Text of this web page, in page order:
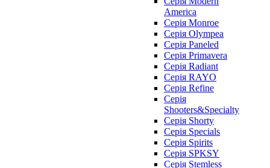
America
Серія Monroe
Серія Olympea
Серія Paneled
Серія Primavera
Серія Radiant
Серія RAYO
Серія Refine
Серія
Shooters&Specialty
Серія Shorty
Серія Specials
Серія Spirits
Серія SPKSY
Серія Stemless